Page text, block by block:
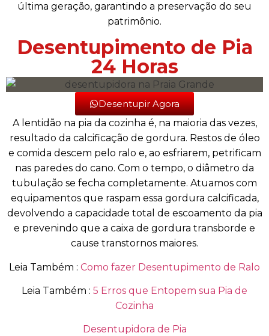
última geração, garantindo a preservação do seu
patrimônio.
Desentupimento de Pia
24 Horas
Desentupir Agora
A lentidão na pia da cozinha é, na maioria das vezes,
resultado da calcificação de gordura. Restos de óleo
e comida descem pelo ralo e, ao esfriarem, petrificam
nas paredes do cano. Com o tempo, o diâmetro da
tubulação se fecha completamente. Atuamos com
equipamentos que raspam essa gordura calcificada,
devolvendo a capacidade total de escoamento da pia
e prevenindo que a caixa de gordura transborde e
cause transtornos maiores.
Leia Também : Como fazer Desentupimento de Ralo
Leia Também : 5 Erros que Entopem sua Pia de
Cozinha
Desentupidora de Pia